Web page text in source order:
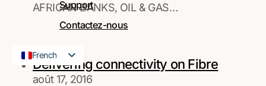
Support
Contactez-nous
French
English
AFRICAN BANKS, OIL & GAS…
Delivering connectivity on Fibre
août 17, 2016